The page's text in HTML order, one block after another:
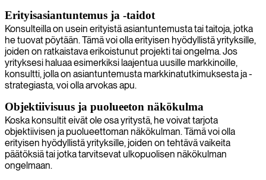
Erityisasiantuntemus ja -taidot
Konsulteilla on usein erityistä asiantuntemusta tai taitoja, jotka
he tuovat pöytään. Tämä voi olla erityisen hyödyllistä yrityksille,
joiden on ratkaistava erikoistunut projekti tai ongelma. Jos
yrityksesi haluaa esimerkiksi laajentua uusille markkinoille,
konsultti, jolla on asiantuntemusta markkinatutkimuksesta ja -
strategiasta, voi olla arvokas apu.
Objektiivisuus ja puolueeton näkökulma
Koska konsultit eivät ole osa yritystä, he voivat tarjota
objektiivisen ja puolueettoman näkökulman. Tämä voi olla
erityisen hyödyllistä yrityksille, joiden on tehtävä vaikeita
päätöksiä tai jotka tarvitsevat ulkopuolisen näkökulman
ongelmaan.